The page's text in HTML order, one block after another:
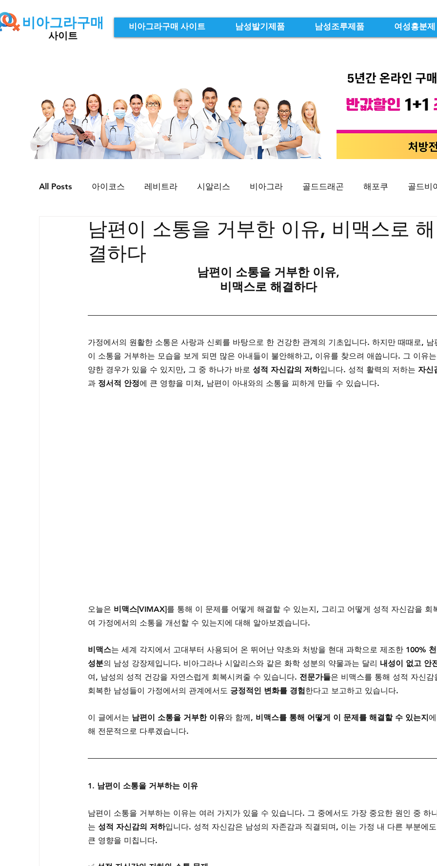
비아그라구매
사이트
비아그라구매 사이트 남성발기제품 남성조루제품 여성흥분제
All Posts 아이코스 레비트라 시알리스 비아그라 골드드래곤 해포쿠 골드비
골드시알리스 프릴리지 필름형센트립 비맥스 필름형비닉스 카마그라 칵스
프로코밀
남편이 소통을 거부한 이유, 비맥스로 해
결하다
남편이 소통을 거부한 이유,
비맥스로 해결하다
가정에서의 원활한 소통은 사랑과 신뢰를 바탕으로 한 건강한 관계의 기초입니다. 하지만 때때로, 남
이 소통을 거부하는 모습을 보게 되면 많은 아내들이 불안해하고, 이유를 찾으려 애씁니다. 그 이유
양한 경우가 있을 수 있지만, 그 중 하나가 바로 성적 자신감의 저하입니다. 성적 활력의 저하는 자신
과 정서적 안정에 큰 영향을 미쳐, 남편이 아내와의 소통을 피하게 만들 수 있습니다.
오늘은 비맥스[VIMAX]를 통해 이 문제를 어떻게 해결할 수 있는지, 그리고 어떻게 성적 자신감을 회
여 가정에서의 소통을 개선할 수 있는지에 대해 알아보겠습니다.
비맥스는 세계 각지에서 고대부터 사용되어 온 뛰어난 약초와 처방을 현대 과학으로 제조한 100%
성분의 남성 강장제입니다. 비아그라나 시알리스와 같은 화학 성분의 약물과는 달리 내성이 없고 안
여, 남성의 성적 건강을 자연스럽게 회복시켜줄 수 있습니다. 전문가들은 비맥스를 통해 성적 자신
회복한 남성들이 가정에서의 관계에서도 긍정적인 변화를 경험 한다고 보고하고 있습니다.
이 글에서는 남편이 소통을 거부한 이유와 함께, 비맥스를 통해 어떻게 이 문제를 해결할 수 있는지
해 전문적으로 다루겠습니다.
1. 남편이 소통을 거부하는 이유
남편이 소통을 거부하는 이유는 여러 가지가 있을 수 있습니다. 그 중에서도 가장 중요한 원인 중 하
는 성적 자신감의 저하입니다. 성적 자신감은 남성의 자존감과 직결되며, 이는 가정 내 다른 부분에
큰 영향을 미칩니다.